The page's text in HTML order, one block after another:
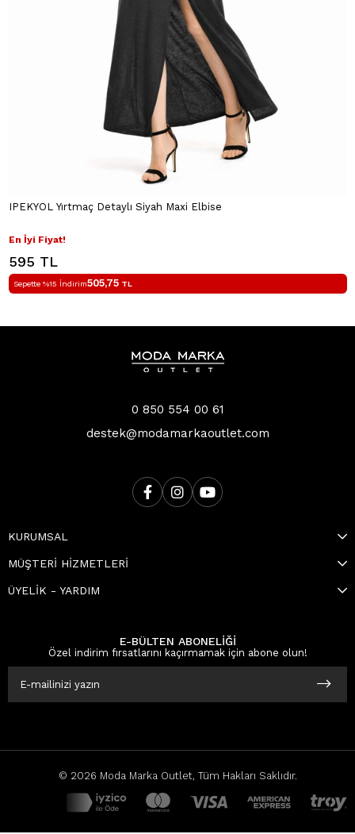
IPEKYOL Yırtmaç Detaylı Siyah Maxi Elbise
En İyi Fiyat!
595 TL
Sepette %15 İndirim505,75 TL
0 850 554 00 61
destek@modamarkaoutlet.com
KURUMSAL
MÜŞTERİ HİZMETLERİ
ÜYELİK - YARDIM
E-BÜLTEN ABONELİĞİ
Özel indirim fırsatlarını kaçırmamak için abone olun!
© 2026 Moda Marka Outlet, Tüm Hakları Saklıdır.